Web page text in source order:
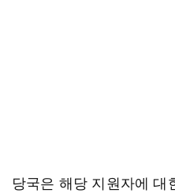
당국은 해당 지원자에 대